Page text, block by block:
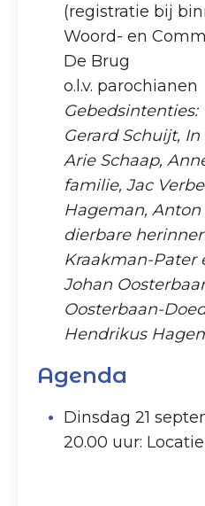
(registratie bij
Woord- en
De Brug
o.l.v. parochianen
Gebedsintenties:
Gerard Schuijt,
Arie Schaap,
familie, Jac
Hageman,
dierbare
Kraakman-Pater
Johan
Oosterbaan-
Hendrikus
Agenda
Dinsdag 21
20.00 uur: